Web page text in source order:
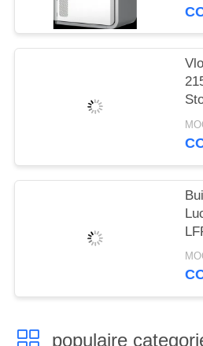
populaire